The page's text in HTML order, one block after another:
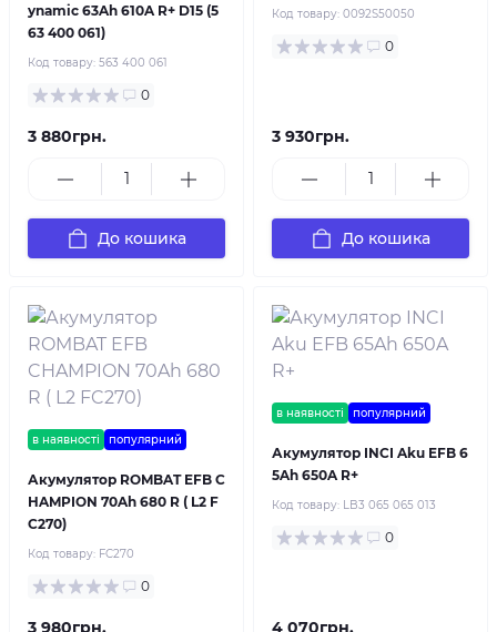
ynamic 63Ah 610A R+ D15 (5
63 400 061)
Код товару: 563 400 061
0
3 880грн.
До кошика
Код товару: 0092S50050
0
3 930грн.
До кошика
в наявності популярний
Акумулятор ROMBAT EFB C
HAMPION 70Ah 680 R ( L2 F
C270)
Код товару: FC270
0
3 980грн.
в наявності популярний
Акумулятор INCI Aku EFB 6
5Ah 650A R+
Код товару: LB3 065 065 013
0
4 070грн.